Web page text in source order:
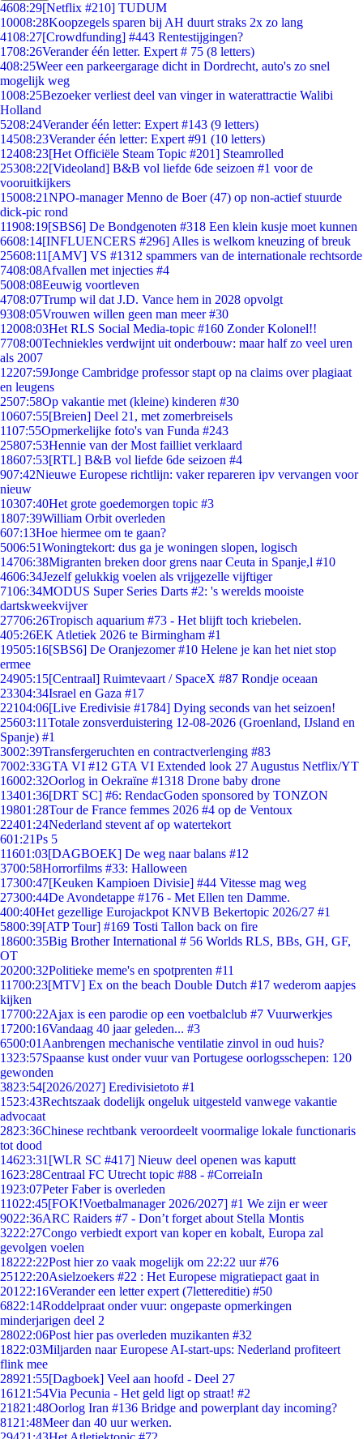
4608:29[Netflix #210] TUDUM
10008:28Koopzegels sparen bij AH duurt straks 2x zo lang
4108:27[Crowdfunding] #443 Rentestijgingen?
1708:26Verander één letter. Expert # 75 (8 letters)
408:25Weer een parkeergarage dicht in Dordrecht, auto's zo snel
mogelijk weg
1008:25Bezoeker verliest deel van vinger in waterattractie Walibi
Holland
5208:24Verander één letter: Expert #143 (9 letters)
14508:23Verander één letter: Expert #91 (10 letters)
12408:23[Het Officiële Steam Topic #201] Steamrolled
25308:22[Videoland] B&B vol liefde 6de seizoen #1 voor de
vooruitkijkers
15008:21NPO-manager Menno de Boer (47) op non-actief stuurde
dick-pic rond
11908:19[SBS6] De Bondgenoten #318 Een klein kusje moet kunnen
6608:14[INFLUENCERS #296] Alles is welkom kneuzing of breuk
25608:11 [AMV] VS #1312 spammers van de internationale rechtsorde
7408:08Afvallen met injecties #4
5008:08Eeuwig voortleven
4708:07Trump wil dat J.D. Vance hem in 2028 opvolgt
9308:05Vrouwen willen geen man meer #30
12008:03Het RLS Social Media-topic #160 Zonder Kolonel!!
7708:00Techniekles verdwijnt uit onderbouw: maar half zo veel uren
als 2007
12207:59Jonge Cambridge professor stapt op na claims over plagiaat
en leugens
2507:58Op vakantie met (kleine) kinderen #30
10607:55[Breien] Deel 21, met zomerbreisels
1107:55Opmerkelijke foto's van Funda #243
25807:53Hennie van der Most failliet verklaard
18607:53[RTL] B&B vol liefde 6de seizoen #4
907:42Nieuwe Europese richtlijn: vaker repareren ipv vervangen voor
nieuw
10307:40Het grote goedemorgen topic #3
1807:39William Orbit overleden
607:13Hoe hiermee om te gaan?
5006:51Woningtekort: dus ga je woningen slopen, logisch
14706:38Migranten breken door grens naar Ceuta in Spanje,l #10
4606:34Jezelf gelukkig voelen als vrijgezelle vijftiger
7106:34MODUS Super Series Darts #2: 's werelds mooiste
dartskweekvijver
27706:26Tropisch aquarium #73 - Het blijft toch kriebelen.
405:26EK Atletiek 2026 te Birmingham #1
19505:16[SBS6] De Oranjezomer #10 Helene je kan het niet stop
ermee
24905:15[Centraal] Ruimtevaart / SpaceX #87 Rondje oceaan
23304:34Israel en Gaza #17
22104:06[Live Eredivisie #1784] Dying seconds van het seizoen!
25603:11Totale zonsverduistering 12-08-2026 (Groenland, IJsland en
Spanje) #1
3002:39Transfergeruchten en contractverlenging #83
7002:33GTA VI #12 GTA VI Extended look 27 Augustus Netflix/YT
16002:32Oorlog in Oekraïne #1318 Drone baby drone
13401:36[DRT SC] #6: RendacGoden sponsored by TONZON
19801:28Tour de France femmes 2026 #4 op de Ventoux
22401:24Nederland stevent af op watertekort
601:21Ps 5
11601:03[DAGBOEK] De weg naar balans #12
3700:58Horrorfilms #33: Halloween
17300:47[Keuken Kampioen Divisie] #44 Vitesse mag weg
27300:44De Avondetappe #176 - Met Ellen ten Damme.
400:40Het gezellige Eurojackpot KNVB Bekertopic 2026/27 #1
5800:39[ATP Tour] #169 Tosti Tallon back on fire
18600:35Big Brother International # 56 Worlds RLS, BBs, GH, GF,
OT
20200:32Politieke meme's en spotprenten #11
11700:23[MTV] Ex on the beach Double Dutch #17 wederom aapjes
kijken
17700:22Ajax is een parodie op een voetbalclub #7 Vuurwerkjes
17200:16Vandaag 40 jaar geleden... #3
6500:01 Aanbrengen mechanische ventilatie zinvol in oud huis?
1323:57Spaanse kust onder vuur van Portugese oorlogsschepen: 120
gewonden
3823:54[2026/2027] Eredivisietoto #1
1523:43Rechtszaak dodelijk ongeluk uitgesteld vanwege vakantie
advocaat
2823:36Chinese rechtbank veroordeelt voormalige lokale functionaris
tot dood
14623:31 [WLR SC #417] Nieuw deel openen was kaputt
1623:28Centraal FC Utrecht topic #88 - #CorreiaIn
1923:07Peter Faber is overleden
11022:45[FOK!Voetbalmanager 2026/2027] #1 We zijn er weer
9022:36ARC Raiders #7 - Don’t forget about Stella Montis
3222:27Congo verbiedt export van koper en kobalt, Europa zal
gevolgen voelen
18222:22Post hier zo vaak mogelijk om 22:22 uur #76
251 22:20Asielzoekers #22 : Het Europese migratiepact gaat in
201 22:16Verander een letter expert (7lettereditie) #50
6822:14Roddelpraat onder vuur: ongepaste opmerkingen
minderjarigen deel 2
28022:06Post hier pas overleden muzikanten #32
1822:03Miljarden naar Europese AI-start-ups: Nederland profiteert
flink mee
28921:55[Dagboek] Veel aan hoofd - Deel 27
161 21:54Via Pecunia - Het geld ligt op straat! #2
21821:48Oorlog Iran #136 Bridge and powerplant day incoming?
81 21:48Meer dan 40 uur werken.